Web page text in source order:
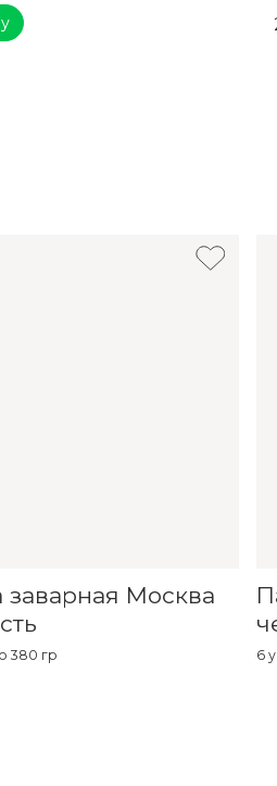
заварная Москва
380 гр 6